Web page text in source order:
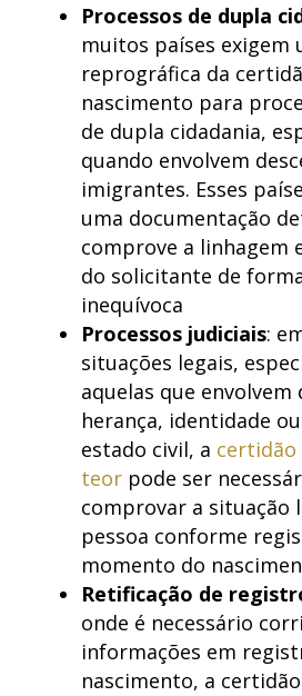
Processos de dupla
muitos países exigem
reprográfica da
nascimento para
de dupla cidadania,
quando envolvem
imigrantes. Esses
uma documentação
comprove a linhagem
do solicitante de
inequívoca
Processos judiciais:
situações legais,
aquelas que envolvem
herança, identidade
estado civil, a
teorpode ser
comprovar a situação
pessoa conforme
momento do
Retificação de
onde é necessário
informações em
nascimento, a